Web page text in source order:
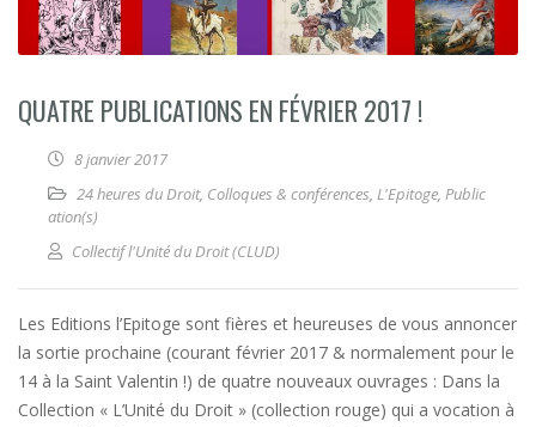
QUATRE PUBLICATIONS EN FÉVRIER 2017 !
8 janvier 2017
24 heures du Droit, Colloques & conférences, L'Epitoge, Public
ation(s)
Collectif l'Unité du Droit (CLUD)
Les Editions l’Epitoge sont fières et heureuses de vous annoncer
la sortie prochaine (courant février 2017 & normalement pour le
14 à la Saint Valentin !) de quatre nouveaux ouvrages : Dans la
Collection « L’Unité du Droit » (collection rouge) qui a vocation à